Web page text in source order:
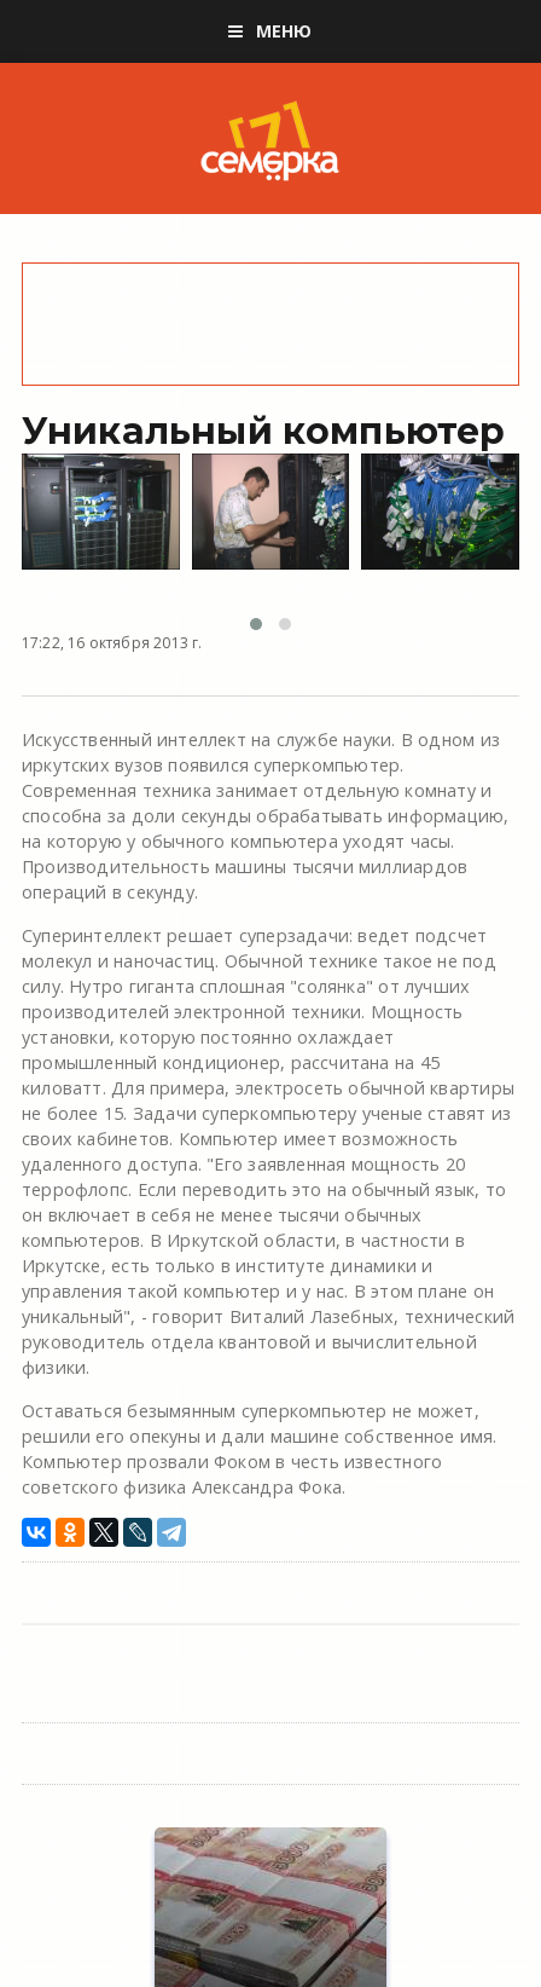
МЕНЮ
Уникальный компьютер
17:22, 16 октября 2013 г.
Искусственный интеллект на службе науки. В одном из
иркутских вузов появился суперкомпьютер.
Современная техника занимает отдельную комнату и
способна за доли секунды обрабатывать информацию,
на которую у обычного компьютера уходят часы.
Производительность машины тысячи миллиардов
операций в секунду.
Суперинтеллект решает суперзадачи: ведет подсчет
молекул и наночастиц. Обычной технике такое не под
силу. Нутро гиганта сплошная "солянка" от лучших
производителей электронной техники. Мощность
установки, которую постоянно охлаждает
промышленный кондиционер, рассчитана на 45
киловатт. Для примера, электросеть обычной квартиры
не более 15. Задачи суперкомпьютеру ученые ставят из
своих кабинетов. Компьютер имеет возможность
удаленного доступа. "Его заявленная мощность 20
террофлопс. Если переводить это на обычный язык, то
он включает в себя не менее тысячи обычных
компьютеров. В Иркутской области, в частности в
Иркутске, есть только в институте динамики и
управления такой компьютер и у нас. В этом плане он
уникальный", - говорит Виталий Лазебных, технический
руководитель отдела квантовой и вычислительной
физики.
Оставаться безымянным суперкомпьютер не может,
решили его опекуны и дали машине собственное имя.
Компьютер прозвали Фоком в честь известного
советского физика Александра Фока.